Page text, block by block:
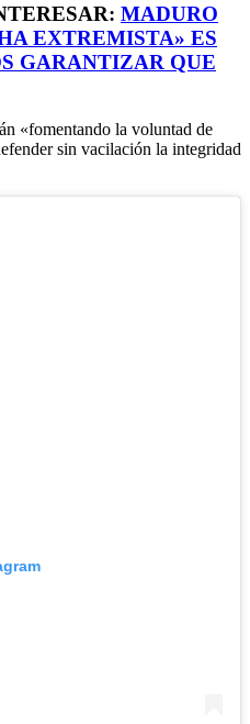
MADURO
EXTREMISTA» ES
GARANTIZAR QUE
«fomentando la voluntad de
sin vacilación la integridad